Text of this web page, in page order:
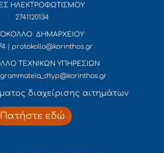
ΗΛΕΚΤΡΟΦΩΤΙΣΜΟΥ
2741120134
ΔΗΜΑΡΧΕΙΟΥ
| protokollo@korinthos.gr
ΤΕΧΝΙΚΩΝ ΥΠΗΡΕΣΙΩΝ
grammateia_dtyp@korinthos.gr
διαχείρισης αιτημάτων
Πατήστε εδώ